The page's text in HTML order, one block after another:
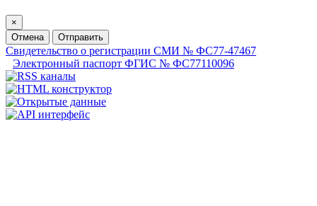
×
Отмена
Отправить
Свидетельство о регистрации СМИ № ФС77-47467
Электронный паспорт ФГИС № ФС77110096